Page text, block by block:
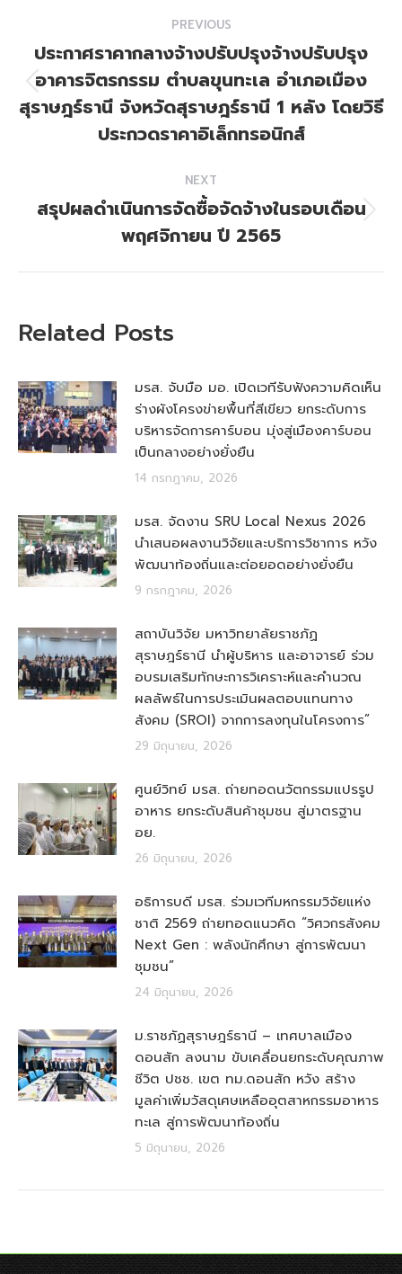
navigation
PREVIOUS
Previous
post:
ประกาศราคากลางจ้างปรับปรุงจ้างปรับปรุง
อาคารจิตรกรรม ตำบลขุนทะเล อำเภอเมือง
สุราษฎร์ธานี จังหวัดสุราษฎร์ธานี 1 หลัง โดยวิธี
ประกวดราคาอิเล็กทรอนิกส์
NEXT
Next
post:
สรุปผลดำเนินการจัดซื้อจัดจ้างในรอบเดือน
พฤศจิกายน ปี 2565
Related Posts
มรส. จับมือ มอ. เปิดเวทีรับฟังความคิดเห็น
ร่างผังโครงข่ายพื้นที่สีเขียว ยกระดับการ
บริหารจัดการคาร์บอน มุ่งสู่เมืองคาร์บอน
เป็นกลางอย่างยั่งยืน
14 กรกฎาคม, 2026
มรส. จัดงาน SRU Local Nexus 2026
นำเสนอผลงานวิจัยและบริการวิชาการ หวัง
พัฒนาท้องถิ่นและต่อยอดอย่างยั่งยืน
9 กรกฎาคม, 2026
สถาบันวิจัย มหาวิทยาลัยราชภัฏ
สุราษฎร์ธานี นำผู้บริหาร และอาจารย์ ร่วม
อบรมเสริมทักษะการวิเคราะห์และคำนวณ
ผลลัพธ์ในการประเมินผลตอบแทนทาง
สังคม (SROI) จากการลงทุนในโครงการ”
29 มิถุนายน, 2026
ศูนย์วิทย์ มรส. ถ่ายทอดนวัตกรรมแปรรูป
อาหาร ยกระดับสินค้าชุมชน สู่มาตรฐาน
อย.
26 มิถุนายน, 2026
อธิการบดี มรส. ร่วมเวทีมหกรรมวิจัยแห่ง
ชาติ 2569 ถ่ายทอดแนวคิด “วิศวกรสังคม
Next Gen : พลังนักศึกษา สู่การพัฒนา
ชุมชน”
24 มิถุนายน, 2026
ม.ราชภัฏสุราษฎร์ธานี – เทศบาลเมือง
ดอนสัก ลงนาม ขับเคลื่อนยกระดับคุณภาพ
ชีวิต ปชช. เขต ทม.ดอนสัก หวัง สร้าง
มูลค่าเพิ่มวัสดุเศษเหลืออุตสาหกรรมอาหาร
ทะเล สู่การพัฒนาท้องถิ่น
5 มิถุนายน, 2026